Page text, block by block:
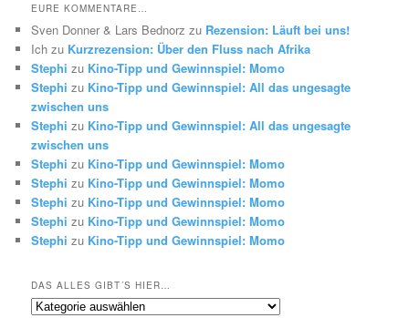
Vergangenheit
EURE KOMMENTARE…
Sven Donner & Lars Bednorz zu Rezension: Läuft bei uns!
Ich zu Kurzrezension: Über den Fluss nach Afrika
Stephi zu Kino-Tipp und Gewinnspiel: Momo
Stephi zu Kino-Tipp und Gewinnspiel: All das ungesagte
zwischen uns
Stephi zu Kino-Tipp und Gewinnspiel: All das ungesagte
zwischen uns
Stephi zu Kino-Tipp und Gewinnspiel: Momo
Stephi zu Kino-Tipp und Gewinnspiel: Momo
Stephi zu Kino-Tipp und Gewinnspiel: Momo
Stephi zu Kino-Tipp und Gewinnspiel: Momo
Stephi zu Kino-Tipp und Gewinnspiel: Momo
DAS ALLES GIBT´S HIER…
Das